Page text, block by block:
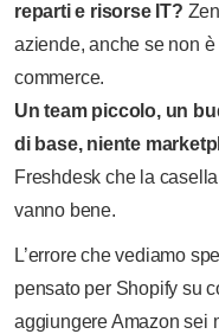
reparti e risorse IT?
aziende, anche se non
commerce.
Un team piccolo, un
di base, niente
Freshdesk che la
vanno bene.
L’errore che vediamo
pensato per Shopify su
aggiungere Amazon sei